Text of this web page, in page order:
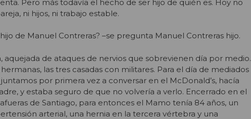
Pero más todavía el hecho de ser hijo de quién es. Hoy no
ni hijos, ni trabajo estable.
de Manuel Contreras? –se pregunta Manuel Contreras hijo.
aquejada de ataques de nervios que sobrevienen día por medio.
las tres casadas con militares. Para el día de mediados
por primera vez a conversar en el McDonald’s, hacía
y estaba seguro de que no volvería a verlo. Encerrado en el
de Santiago, para entonces el Mamo tenía 84 años, un
arterial, una hernia en la tercera vértebra y una